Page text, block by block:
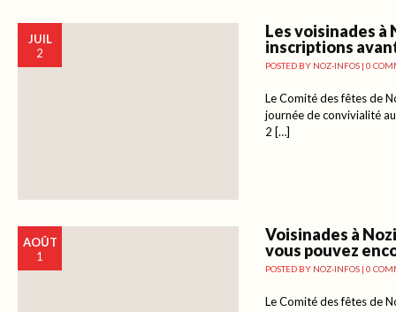
JUIL
2
Les voisinades à
inscriptions
POSTED BY NOZ-INFOS | 0
Le Comité des fêtes de
journée de convivialité
2 […]
AOÛT
1
Voisinades à
vous pouvez
POSTED BY NOZ-INFOS | 0
Le Comité des fêtes de